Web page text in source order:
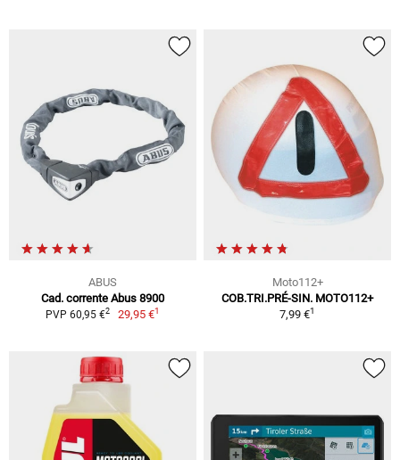
ABUS
Cad. corrente Abus 8900
PVP 60,95 €2 29,95 €1
Moto112+
COB.TRI.PRÉ-SIN. MOTO112+
7,99 €1